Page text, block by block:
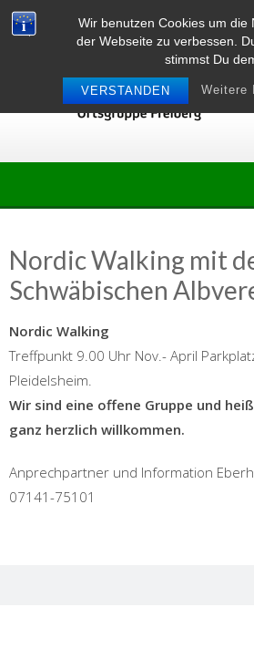
Wir benutzen Cookies um die
der Webseite zu verbessen.
stimmst Du
VERSTANDEN Weitere
Skip
to
Nordic Walking mit
Schwäbischen
Nordic Walking
Treffpunkt 9.00 Uhr Nov.- April
Pleidelsheim.
Wir sind eine offene Gruppe und
ganz herzlich willkommen.
Anprechpartner und Information
07141-75101